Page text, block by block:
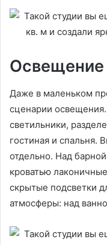
Освещение
Даже в маленьком
сценарии
светильники,
гостиная и спальня.
отдельно. Над
кроватью
скрытые подсветки
атмосферы: над